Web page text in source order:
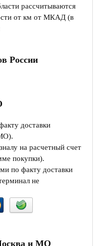
рассчитываются
от км от МКАД (в
России
доставки
на расчетный счет
покупки).
по факту доставки
не
и МО